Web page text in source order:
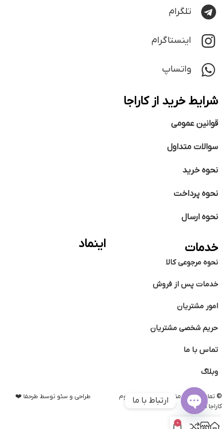
تلگرام
اینستاگرام
واتساپ
شرایط خرید از کاراجا
قوانین عمومی
سوالات متداول
نحوه خرید
نحوه پرداخت
نحوه ارسال
خدمات
نحوه مرجوعی کالا
خدمات پس از فروش
امور مشتریان
حریم شخصی مشتریان
تماس با ما
وبلاگ
اینماد
©️ تمامی حقوق متعلق به فروشگاه اروم
کاراجا می باشد.
طراحی و سئو توسط طرحفا ❤️
0
ارتباط با ما
Open